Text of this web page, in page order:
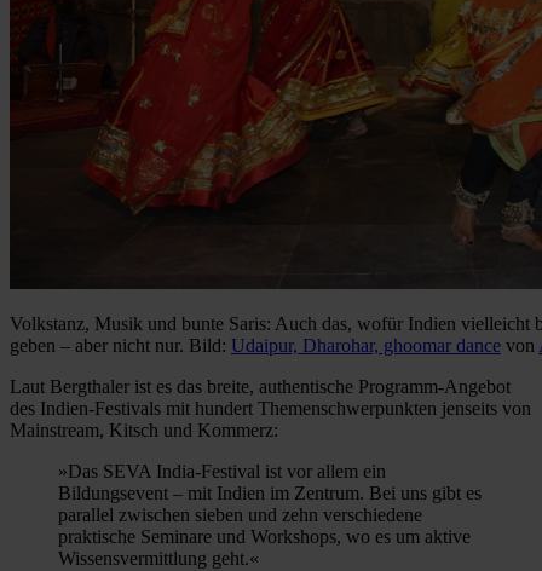
Volkstanz, Musik und bunte Saris: Auch das, wofür Indien vielleicht
geben – aber nicht nur. Bild: Udaipur, Dharohar, ghoomar dance von
Laut Bergthaler ist es das breite, authentische Programm-Angebot
des Indien-Festivals mit hundert Themenschwerpunkten jenseits von
Mainstream, Kitsch und Kommerz:
»Das SEVA India-Festival ist vor allem ein
Bildungsevent – mit Indien im Zentrum. Bei uns gibt es
parallel zwischen sieben und zehn verschiedene
praktische Seminare und Workshops, wo es um aktive
Wissensvermittlung geht.«